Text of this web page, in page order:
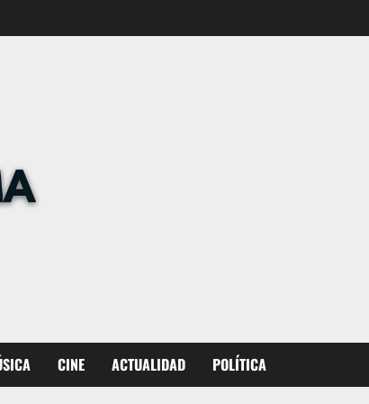
CINE ACTUALIDAD POLÍTICA